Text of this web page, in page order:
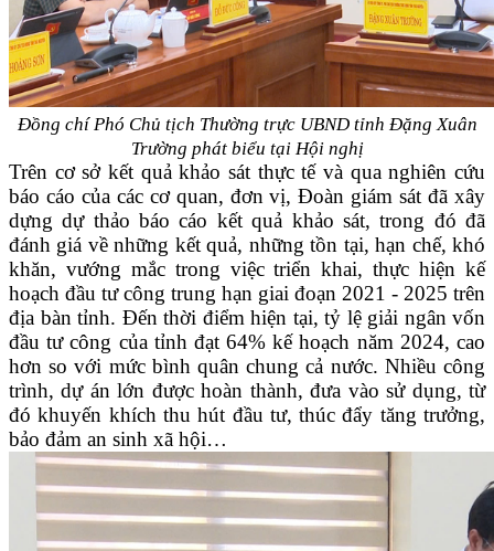
Đồng chí Phó Chủ tịch Thường trực UBND tỉnh Đặng Xuân
Trường phát biểu tại Hội nghị
Trên cơ sở kết quả khảo sát thực tế và qua nghiên cứu
báo cáo của các cơ quan, đơn vị, Đoàn giám sát đã xây
dựng dự thảo báo cáo kết quả khảo sát, trong đó đã
đánh giá về những kết quả, những tồn tại, hạn chế, khó
khăn, vướng mắc trong việc triển khai, thực hiện kế
hoạch đầu tư công trung hạn giai đoạn 2021 - 2025 trên
địa bàn tỉnh. Đến thời điểm hiện tại, tỷ lệ giải ngân vốn
đầu tư công của tỉnh đạt 64% kế hoạch năm 2024, cao
hơn so với mức bình quân chung cả nước. Nhiều công
trình, dự án lớn được hoàn thành, đưa vào sử dụng, từ
đó khuyến khích thu hút đầu tư, thúc đẩy tăng trưởng,
bảo đảm an sinh xã hội…